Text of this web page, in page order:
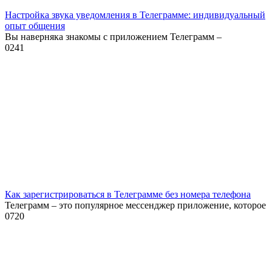
Настройка звука уведомления в Телеграмме: индивидуальный
опыт общения
Вы наверняка знакомы с приложением Телеграмм –
0241
Как зарегистрироваться в Телеграмме без номера телефона
Телеграмм – это популярное мессенджер приложение, которое
0720